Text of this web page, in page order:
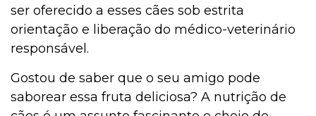
ser oferecido a esses cães sob estrita
orientação e liberação do médico-veterinário
responsável.
Gostou de saber que o seu amigo pode
saborear essa fruta deliciosa? A nutrição de